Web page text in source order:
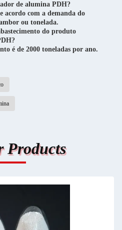
de alumina PDH?
acordo com a demanda do
ou tonelada.
do produto
é de 2000 toneladas por ano.
Products